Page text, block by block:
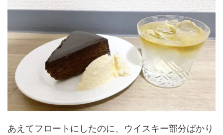
あえてフロートにしたのに、ウイスキー部分ばかり